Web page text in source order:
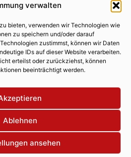
verwalten
bieten, verwenden wir Technologien wie
zu speichern und/oder darauf
zustimmst, können wir Daten
IDs auf dieser Website verarbeiten.
erteilst oder zurückziehst, können
beeinträchtigt werden.
Ablehnen
ansehen
Fotoservice
Videoservice
Werbung
Eventkalender